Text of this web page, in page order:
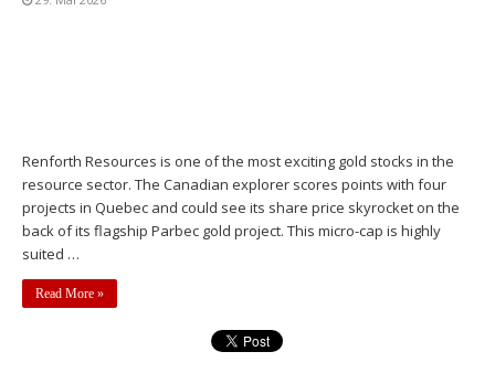
Renforth Resources is one of the most exciting gold stocks in the
resource sector. The Canadian explorer scores points with four
projects in Quebec and could see its share price skyrocket on the
back of its flagship Parbec gold project. This micro-cap is highly
suited …
Read More »